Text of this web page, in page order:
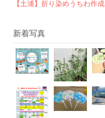
【土浦】折り染めうちわ作成
新着写真